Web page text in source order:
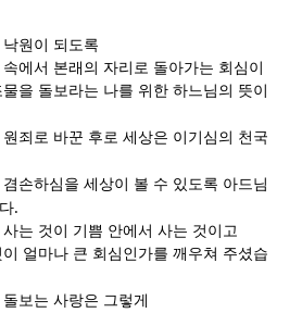
원이 되도록
에서 본래의 자리로 돌아가는 회심이
을 돌보라는 나를 위한 하느님의 뜻이
죄로 바꾼 후로 세상은 이기심의 천국
손하심을 세상이 볼 수 있도록 아드님
.
는 것이 기쁨 안에서 사는 것이고
얼마나 큰 회심인가를 깨우쳐 주셨습
보는 사랑은 그렇게